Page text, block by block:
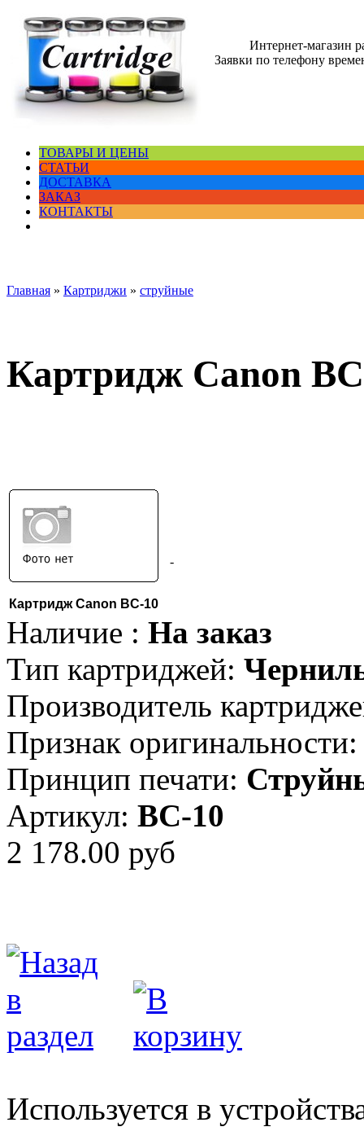
Интернет-магазин
Заявки по телефону
ТОВАРЫ И ЦЕНЫ
СТАТЬИ
ДОСТАВКА
ЗАКАЗ
КОНТАКТЫ
Главная » Картриджи » струйные
Картридж Canon
Картридж Canon BC-10
-
Наличие : На заказ
Тип картриджей:
Производитель
Признак оригинальности:
Принцип печати:
Артикул: BC-10
2 178.00 руб
Используется в